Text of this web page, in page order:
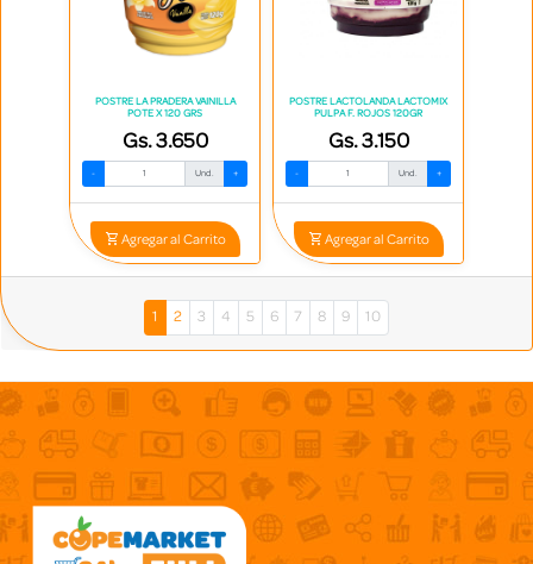
POSTRE LA PRADERA VAINILLA
POTE X 120 GRS
Gs. 3.650
- Und. +
Agregar al Carrito
POSTRE LACTOLANDA LACTOMIX
PULPA F. ROJOS 120GR
Gs. 3.150
- Und. +
Agregar al Carrito
1 2 3 4 5 6 7 8 9 10